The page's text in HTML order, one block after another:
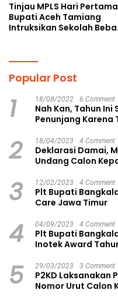
Tinjau MPLS Hari
Bupati Aceh Tamiang
Intruksikan Sekolah
Popular Post
1 18/08/2022 6 Comment
Nah Kan, Tahun Ini
Penunjang Karena
2 18/04/2023 4 Comment
Deklarasi Damai,
Undang Calon
3 12/02/2023 4 Comment
Plt Bupati
Care Jawa Timur
4 04/09/2023 4 Comment
Plt Bupati
Inotek Award
5 29/03/2023 3 Comment
P2KD Laksanakan
Nomor Urut Calon